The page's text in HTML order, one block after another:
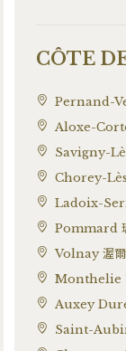
CÔTE
Pernand-
Aloxe-
Savigny-
Chorey-
Ladoix-
Pommard
Volnay 渥
Monthelie
Auxey
Saint-